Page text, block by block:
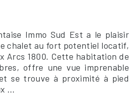
Immo Sud Est a le plaisir
chalet au fort potentiel locatif,
Arcs 1800. Cette habitation de
offre une vue imprenable
se trouve à proximité à pied
...